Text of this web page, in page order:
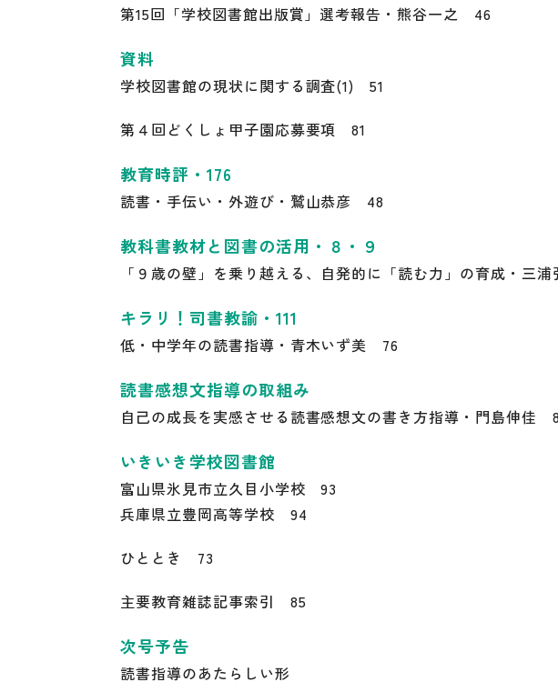
第15回「学校図書館出版賞」選考報告・熊谷一之 46
資料
学校図書館の現状に関する調査(1) 51
第４回どくしょ甲子園応募要項 81
教育時評・176
読書・手伝い・外遊び・鷲山恭彦 48
教科書教材と図書の活用・８・９
「９歳の壁」を乗り越える、自発的に「読む力」の育成・
キラリ！司書教諭・111
低・中学年の読書指導・青木いず美 76
読書感想文指導の取組み
自己の成長を実感させる読書感想文の書き方指導・門島伸佳
いきいき学校図書館
富山県氷見市立久目小学校 93
兵庫県立豊岡高等学校 94
ひととき 73
主要教育雑誌記事索引 85
次号予告
読書指導のあたらしい形